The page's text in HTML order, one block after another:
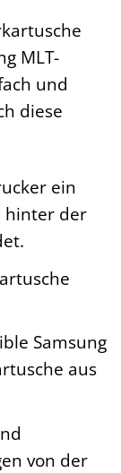
MLT-
und
diese
ein
hinter der
Samsung
aus
von der